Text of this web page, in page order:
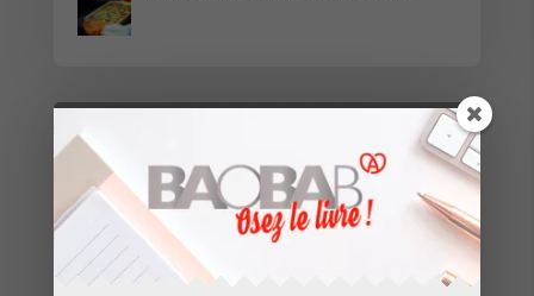
Restez informés